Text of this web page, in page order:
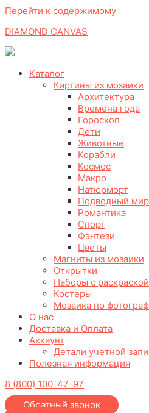
Перейти к содержимому
DIAMOND CANVAS
Каталог
Картины из мозаики
Архитектура
Времена года
Гороскоп
Дети
Животные
Корабли
Космос
Макро
Натюрморт
Подводный мир
Романтика
Спорт
Фэнтези
Цветы
Магниты из мозаики
Открытки
Наборы с раскраской
Костеры
Мозаика по
О нас
Доставка и Оплата
Аккаунт
Детали учетной
Полезная информация
8 (800) 100-47-97
Обратный звонок